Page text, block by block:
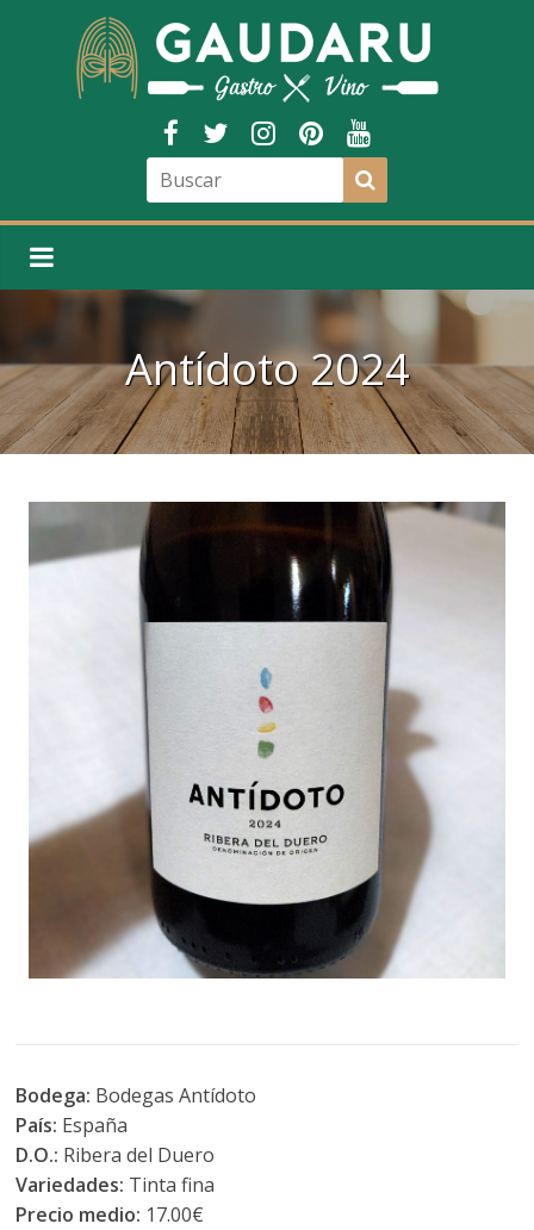
Antídoto 2024
Bodega: Bodegas Antídoto
País: España
D.O.: Ribera del Duero
Variedades: Tinta fina
Precio medio: 17.00€